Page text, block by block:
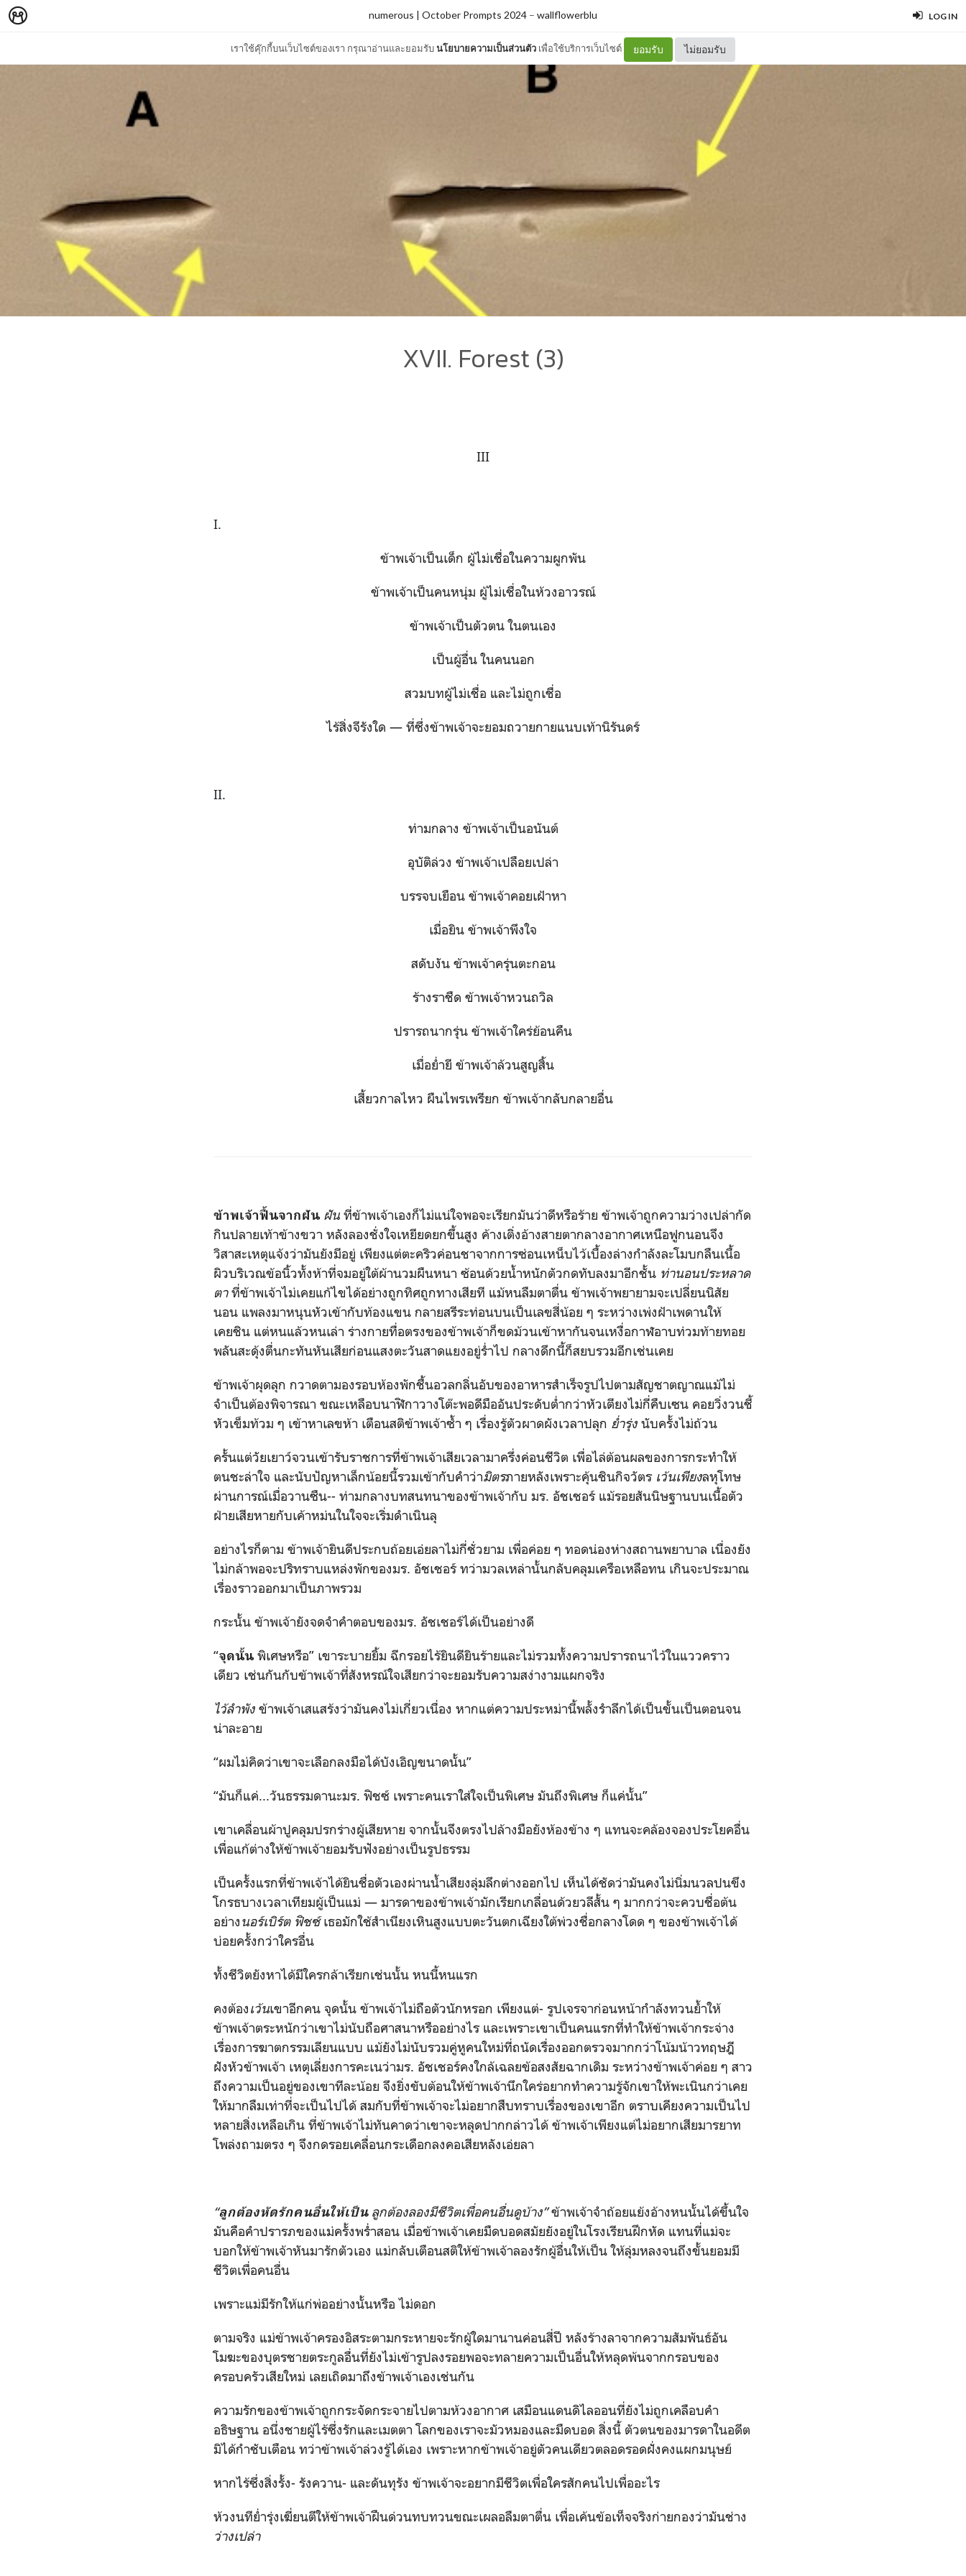
LOG IN
เราใช้คุ๊กกี้บนเว็บไซต์ของเรา กรุณาอ่านและยอมรับนโยบายความเป็นส่วนตัว เพื่อใช้บริการเว็บไซต์ ยอมรับ ไม่ยอมรับ
numerous | October Prompts 2024 – wallflowerblu
XVII. Forest (3)
III
I.
ข้าพเจ้าเป็นเด็ก ผู้ไม่เชื่อในความผูกพัน
ข้าพเจ้าเป็นคนหนุ่ม ผู้ไม่เชื่อในห้วงอาวรณ์
ข้าพเจ้าเป็นตัวตน ในตนเอง
เป็นผู้อื่น ในคนนอก
สวมบทผู้ไม่เชื่อ และไม่ถูกเชื่อ
ไร้สิ่งจีรังใด — ที่ซึ่งข้าพเจ้าจะยอมถวายกายแนบเท้านิรันดร์
II.
ท่ามกลาง ข้าพเจ้าเป็นอนันต์
อุบัติล่วง ข้าพเจ้าเปลือยเปล่า
บรรจบเยือน ข้าพเจ้าคอยเฝ้าหา
เมื่อยิน ข้าพเจ้าพึงใจ
สดับงัน ข้าพเจ้าครุ่นตะกอน
ร้างราชืด ข้าพเจ้าหวนถวิล
ปรารถนากรุ่น ข้าพเจ้าใคร่ย้อนคืน
เมื่อย่ำยี ข้าพเจ้าล้วนสูญสิ้น
เสี้ยวกาลไหว ผืนไพรเพรียก ข้าพเจ้ากลับกลายอื่น
ข้าพเจ้าฟื้นจากฝัน ฝัน ที่ข้าพเจ้าเองก็ไม่แน่ใจพอจะเรียกมันว่าดีหรือร้าย ข้าพเจ้าถูกความว่างเปล่ากัด
กินปลายเท้าข้างขวา หลังลองชั่งใจเหยียดยกขึ้นสูง ค้างเติ่งอ้างสายตากลางอากาศเหนือฟูกนอนจึง
วิสาสะเหตุแจ้งว่ามันยังมีอยู่ เพียงแต่ตะคริวค่อนชาจากการซ่อนเหน็บไว้เบื้องล่างกำลังละโมบกลืนเนื้อ
ผิวบริเวณข้อนิ้วทั้งห้าที่จมอยู่ใต้ผ้านวมผืนหนา ซ้อนด้วยน้ำหนักตัวกดทับลงมาอีกชั้น ท่านอนประหลาด
ตาที่ข้าพเจ้าไม่เคยแก้ไขได้อย่างถูกทิศถูกทางเสียที แม้หนลืมตาตื่น ข้าพเจ้าพยายามจะเปลี่ยนนิสัย
นอน แพลงมาหนุนหัวเข้ากับท้องแขน กลายสรีระท่อนบนเป็นเลขสี่น้อย ๆ ระหว่างเพ่งฝ้าเพดานให้
เคยชิน แต่หนแล้วหนเล่า ร่างกายทื่อตรงของข้าพเจ้าก็ขดม้วนเข้าหากันจนเหงื่อกาฬอาบท่วมท้ายทอย
พลันสะดุ้งตื่นกะทันหันเสียก่อนแสงตะวันสาดแยงอยู่ร่ำไป กลางดึกนี้ก็สยบรวมอีกเช่นเคย
ข้าพเจ้าผุดลุก กวาดตามองรอบห้องพักชื้นอวลกลิ่นอับของอาหารสำเร็จรูปไปตามสัญชาตญาณแม้ไม่
จำเป็นต้องพิจารณา ขณะเหลือบนาฬิกาวางโต๊ะพอดีมืออันประดับต่ำกว่าหัวเตียงไม่กี่คืบเซน คอยวิ่งวนชี้
หัวเข็มท้วม ๆ เข้าหาเลขห้า เตือนสติข้าพเจ้าซ้ำ ๆ เรื่องรู้ตัวผาดผังเวลาปลุก ย่ำรุ่ง นับครั้งไม่ถ้วน
ครั้นแต่วัยเยาว์จวนเข้ารับราชการที่ข้าพเจ้าเสียเวลามาครึ่งค่อนชีวิต เพื่อไล่ต้อนผลของการกระทำให้
ตนชะล่าใจ และนับปัญหาเล็กน้อยนี้รวมเข้ากับคำว่ามิตรภายหลังเพราะคุ้นชินกิจวัตร เว้นเพียงลหุโทษ
ผ่านการณ์เมื่อวานซืน-- ท่ามกลางบทสนทนาของข้าพเจ้ากับ มร. อัชเชอร์ แม้รอยสันนิษฐานบนเนื้อตัว
ฝ่ายเสียหายกับเค้าหม่นในใจจะเริ่มดำเนินลุ
อย่างไรก็ตาม ข้าพเจ้ายินดีประกบถ้อยเอ่ยลาไม่กี่ชั่วยาม เพื่อค่อย ๆ ทอดน่องห่างสถานพยาบาล เนื่องยัง
ไม่กล้าพอจะปริทราบแหล่งพักของมร. อัชเชอร์ ทว่ามวลเหล่านั้นกลับคลุมเครือเหลือทน เกินจะประมาณ
เรื่องราวออกมาเป็นภาพรวม
กระนั้น ข้าพเจ้ายังจดจำคำตอบของมร. อัชเชอร์ได้เป็นอย่างดี
“จุดนั้นพิเศษหรือ” เขาระบายยิ้ม ฉีกรอยไร้ยินดียินร้ายและไม่รวมทั้งความปรารถนาไว้ในแววคราว
เดียว เช่นกันกับข้าพเจ้าที่สังหรณ์ใจเสียกว่าจะยอมรับความสง่างามแผกจริง
ไว้ลำพัง ข้าพเจ้าเสแสร้งว่ามันคงไม่เกี่ยวเนื่อง หากแต่ความประหม่านี้พลั้งรำลึกได้เป็นขั้นเป็นตอนจน
น่าละอาย
“ผมไม่คิดว่าเขาจะเลือกลงมือได้บังเอิญขนาดนั้น”
“มันก็แค่...วันธรรมดานะมร. ฟิชซ์ เพราะคนเราใส่ใจเป็นพิเศษ มันถึงพิเศษ ก็แค่นั้น”
เขาเคลื่อนผ้าปูคลุมปรกร่างผู้เสียหาย จากนั้นจึงตรงไปล้างมือยังห้องข้าง ๆ แทนจะคล้องจองประโยคอื่น
เพื่อแก้ต่างให้ข้าพเจ้ายอมรับฟังอย่างเป็นรูปธรรม
เป็นครั้งแรกที่ข้าพเจ้าได้ยินชื่อตัวเองผ่านน้ำเสียงลุ่มลึกต่างออกไป เห็นได้ชัดว่ามันคงไม่นิ่มนวลปนขึง
โกรธบางเวลาเทียมผู้เป็นแม่ — มารดาของข้าพเจ้ามักเรียกเกลื่อนด้วยวลีสั้น ๆ มากกว่าจะควบชื่อต้น
อย่างนอร์เบิร์ต ฟิชซ์เธอมักใช้สำเนียงเหินสูงแบบตะวันตกเฉียงใต้พ่วงชื่อกลางโดด ๆ ของข้าพเจ้าได้
บ่อยครั้งกว่าใครอื่น
ทั้งชีวิตยังหาได้มีใครกล้าเรียกเช่นนั้น หนนี้หนแรก
คงต้องเว้นเขาอีกคน จุดนั้น ข้าพเจ้าไม่ถือตัวนักหรอก เพียงแต่- รูปเจรจาก่อนหน้ากำลังทวนย้ำให้
ข้าพเจ้าตระหนักว่าเขาไม่นับถือศาสนาหรืออย่างไร และเพราะเขาเป็นคนแรกที่ทำให้ข้าพเจ้ากระจ่าง
เรื่องการฆาตกรรมเลียนแบบ แม้ยังไม่นับรวมคู่หูคนใหม่ที่ถนัดเรื่องออกตรวจมากกว่าโน้มน้าวทฤษฎี
ฝังหัวข้าพเจ้า เหตุเลี่ยงการคะเนว่ามร. อัชเชอร์คงใกล้เฉลยข้อสงสัยฉากเดิม ระหว่างข้าพเจ้าค่อย ๆ สาว
ถึงความเป็นอยู่ของเขาทีละน้อย จึงยิ่งขับต้อนให้ข้าพเจ้านึกใคร่อยากทำความรู้จักเขาให้พะเนินกว่าเคย
ให้มากลืมเท่าที่จะเป็นไปได้ สมกับที่ข้าพเจ้าจะไม่อยากสืบทราบเรื่องของเขาอีก ตราบเคียงความเป็นไป
หลายสิ่งเหลือเกิน ที่ข้าพเจ้าไม่ทันคาดว่าเขาจะหลุดปากกล่าวได้ ข้าพเจ้าเพียงแต่ไม่อยากเสียมารยาท
โพล่งถามตรง ๆ จึงกดรอยเคลื่อนกระเดือกลงคอเสียหลังเอ่ยลา
“ลูกต้องหัดรักคนอื่นให้เป็น ลูกต้องลองมีชีวิตเพื่อคนอื่นดูบ้าง”ข้าพเจ้าจำถ้อยแย้งอ้างหนนั้นได้ขึ้นใจ
มันคือคำปรารภของแม่ครั้งพร่ำสอน เมื่อข้าพเจ้าเคยมืดบอดสมัยยังอยู่ในโรงเรียนฝึกหัด แทนที่แม่จะ
บอกให้ข้าพเจ้าหันมารักตัวเอง แม่กลับเตือนสติให้ข้าพเจ้าลองรักผู้อื่นให้เป็น ให้ลุ่มหลงจนถึงขั้นยอมมี
ชีวิตเพื่อคนอื่น
เพราะแม่มีรักให้แก่พ่ออย่างนั้นหรือ ไม่ดอก
ตามจริง แม่ข้าพเจ้าครองอิสระตามกระหายจะรักผู้ใดมานานค่อนสี่ปี หลังร้างลาจากความสัมพันธ์อัน
โมฆะของบุตรชายตระกูลอื่นที่ยังไม่เข้ารูปลงรอยพอจะทลายความเป็นอื่นให้หลุดพ้นจากกรอบของ
ครอบครัวเสียใหม่ เลยเถิดมาถึงข้าพเจ้าเองเช่นกัน
ความรักของข้าพเจ้าถูกกระจัดกระจายไปตามห้วงอากาศ เสมือนแดนดิไลออนที่ยังไม่ถูกเคลือบคำ
อธิษฐาน อนึ่งชายผู้ไร้ซึ่งรักและเมตตา โลกของเราจะมัวหมองและมืดบอด สิ่งนี้ ตัวตนของมารดาในอดีต
มิได้กำชับเตือน ทว่าข้าพเจ้าล่วงรู้ได้เอง เพราะหากข้าพเจ้าอยู่ตัวคนเดียวตลอดรอดฝั่งคงแผกมนุษย์
หากไร้ซึ่งสิ่งรั้ง- รังควาน- และดันทุรัง ข้าพเจ้าจะอยากมีชีวิตเพื่อใครสักคนไปเพื่ออะไร
ห้วงนทีย่ำรุ่งเฆี่ยนตีให้ข้าพเจ้าฝืนด่วนทบทวนขณะเผลอลืมตาตื่น เพื่อเค้นข้อเท็จจริงก่ายกองว่ามันช่าง
ว่างเปล่า